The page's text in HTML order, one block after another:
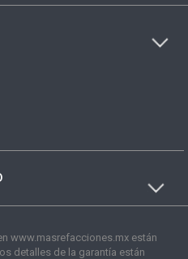
www.masrefacciones.mx están
detalles de la garantía están